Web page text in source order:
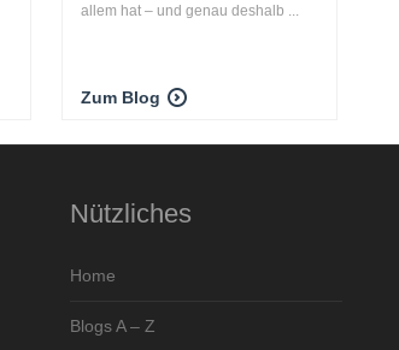
allem hat – und genau deshalb ...
Zum Blog
Nützliches
Home
Blogs A – Z